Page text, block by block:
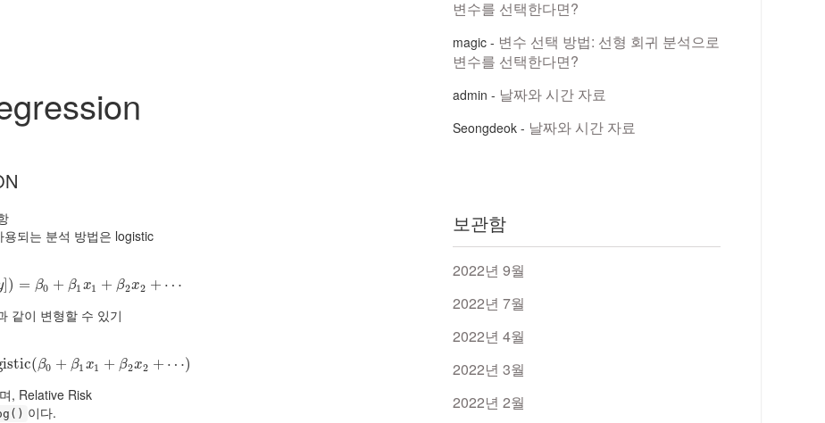
되는 분석 방법은 logistic
] ) = β0 + β1 x1 + β2x2 + ⋯
(E [y] =β 0+ β1x1+ β2 x2+⋯
같이 변형할 수 있기
(β0 + β1 x1 + β2x2 + ⋯)
logistic(β 0+ β1x1+ β2 x2+⋯ )
, Relative Risk
이다.
변수를 선택한다면?
magic - 변수 선택 방법: 선형 회귀 분석으로
변수를 선택한다면?
admin - 날짜와 시간 자료
Seongdeok - 날짜와 시간 자료
보관함
2022년 9월
2022년 7월
2022년 4월
2022년 3월
2022년 2월